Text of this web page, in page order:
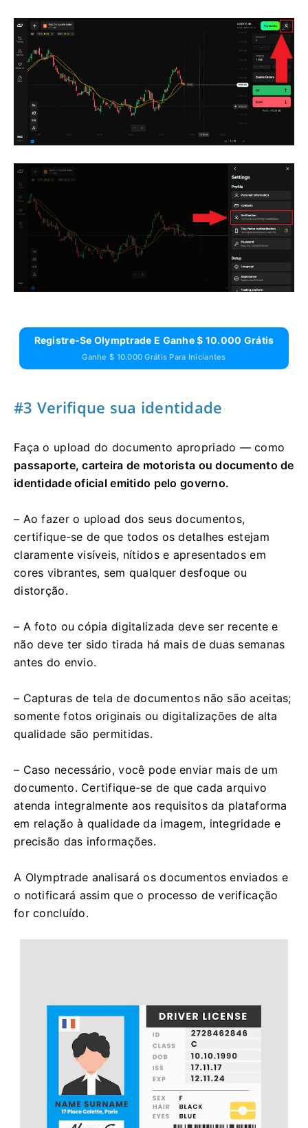
Registre-Se Olymptrade E Ganhe $ 10.000 Grátis
Ganhe $ 10.000 Grátis Para Iniciantes
#3 Verifique sua identidade
Faça o upload do documento apropriado — como
passaporte, carteira de motorista ou documento de
identidade oficial emitido pelo governo.
– Ao fazer o upload dos seus documentos,
certifique-se de que todos os detalhes estejam
claramente visíveis, nítidos e apresentados em
cores vibrantes, sem qualquer desfoque ou
distorção.
– A foto ou cópia digitalizada deve ser recente e
não deve ter sido tirada há mais de duas semanas
antes do envio.
– Capturas de tela de documentos não são aceitas;
somente fotos originais ou digitalizações de alta
qualidade são permitidas.
– Caso necessário, você pode enviar mais de um
documento. Certifique-se de que cada arquivo
atenda integralmente aos requisitos da plataforma
em relação à qualidade da imagem, integridade e
precisão das informações.
A Olymptrade analisará os documentos enviados e
o notificará assim que o processo de verificação
for concluído.